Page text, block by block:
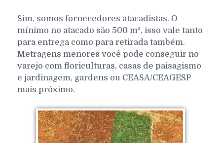
Sim, somos fornecedores atacadistas. O
mínimo no atacado são 500 m², isso vale tanto
para entrega como para retirada também.
Metragens menores você pode conseguir no
varejo com floriculturas, casas de paisagismo
e jardinagem, gardens ou CEASA/CEAGESP
mais próximo.